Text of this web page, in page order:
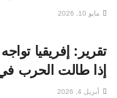
مايو 10, 2026
تقرير: إفريقيا
إذا طالت الحرب
أبريل 4, 2026